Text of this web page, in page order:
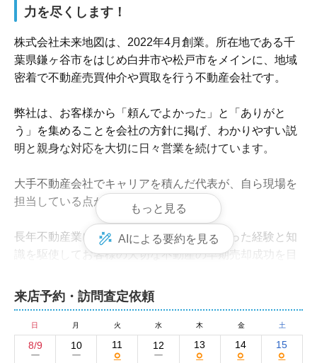
来店予約・訪問査定依頼
日 月 火 水 木 金 土
8/9
ー
10
ー
11
○
12
ー
13
○
14
○
15
○
力を尽くします！
株式会社未来地図は、2022年4月創業。所在地である千
葉県鎌ヶ谷市をはじめ白井市や松戸市をメインに、地域
密着で不動産売買仲介や買取を行う不動産会社です。
弊社は、お客様から「頼んでよかった」と「ありがと
う」を集めることを会社の方針に掲げ、わかりやすい説
明と親身な対応を大切に日々営業を続けています。
大手不動産会社でキャリアを積んだ代表が、自ら現場を
担当している点が弊社の強みです。
長年不動産業に携わる代表が、これまで培った経験と知
識を駆使してお客様の大切な不動産の早期売却成功を目
ださい。
株式会社未来地図の集客方法と売却活動の強み
早期売却に力を注いでいる弊社の集客方法は、広範囲の
買い手に情報を届けやすいインターネットの活用がメイ
もっと見る
AIによる要約を見る